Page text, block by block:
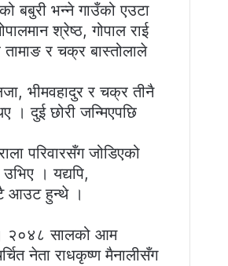
बबुरी भन्ने गाउँको एउटा
श्रेष्ठ, गोपाल राई
र चक्र बास्तोलाले
भीमवहादुर र चक्र तीनै
। दुई छोरी जन्मिएपछि
परिवारसँग जोडिएको
। यद्यपि,
आउट हुन्थे ।
। २०४८ सालको आम
नेता राधकृष्ण मैनालीसँग